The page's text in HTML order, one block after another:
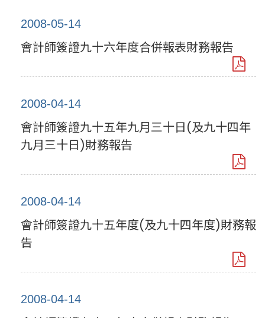
2008-05-14
會計師簽證九十六年度合併報表財務報告
2008-04-14
會計師簽證九十五年九月三十日(及九十四年
九月三十日)財務報告
2008-04-14
會計師簽證九十五年度(及九十四年度)財務報
告
2008-04-14